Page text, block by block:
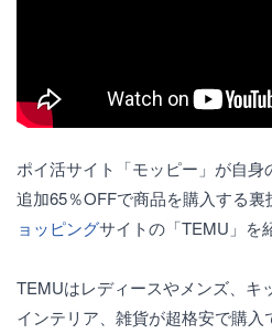
ポイ活サイト「モッピー」が自身
追加65％OFFで商品を購入する
ョッピングサイトの「TEMU」を
TEMUはレディースやメンズ、キ
インテリア、雑貨が超格安で購